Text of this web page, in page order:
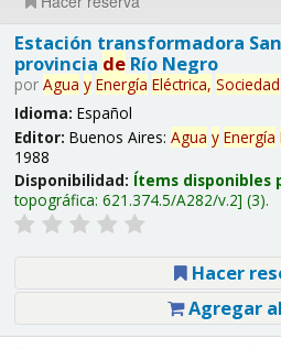
Estación transformadora
provincia deRío Negro
por Agua y Energía Eléctrica, Sociedad
Idioma: Español
Editor: Buenos Aires: Agua y Energía
1988
Disponibilidad: Ítems disponibles
topográfica: 621.374.5/A282/v.2 (3).
Hacer
Agregar